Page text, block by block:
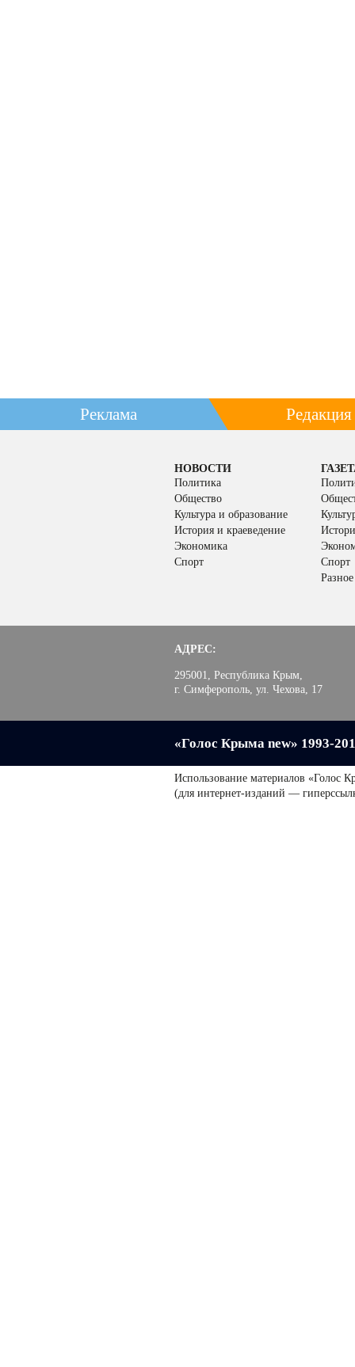
Реклама Редакция
НОВОСТИ
Политика
Общество
Культура и образование
История и краеведение
Экономика
Спорт
Спорт
Разное
АДРЕС:
295001, Республика Крым,
г. Симферополь, ул. Чехова, 17
«Голос Крыма new» 1993-
Использование материалов «Голос
(для интернет-изданий —